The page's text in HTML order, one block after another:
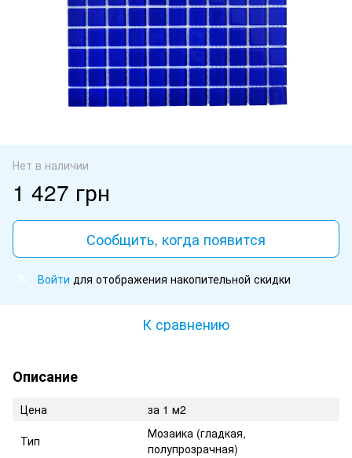
Нет в наличии
1 427 грн
Сообщить, когда появится
Войти для отображения накопительной скидки
К сравнению
Описание
Цена
за 1 м2
Тип
Мозаика (гладкая,
полупрозрачная)